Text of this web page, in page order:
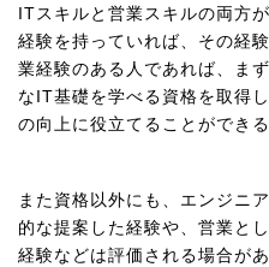
ITスキルと営業スキルの両方
経験を持っていれば、その経
業経験のある人であれば、ま
なIT基礎を学べる資格を取得
の向上に役立てることができる
また資格以外にも、エンジニ
的な提案した経験や、営業と
経験などは評価される場合があ